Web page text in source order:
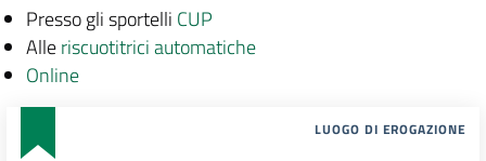
Presso gli sportelli CUP
Alleriscuotitrici automatiche
Online
LUOGO DI EROGAZIONE